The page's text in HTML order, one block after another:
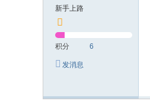
新手上路
积分 6
发消息